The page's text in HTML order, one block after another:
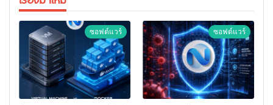
ซอฟต์แวร์ ซอฟต์แวร์